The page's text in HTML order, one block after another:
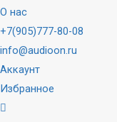
О нас
+7(905)777-80-08
info@audioon.ru
Аккаунт
Избранное